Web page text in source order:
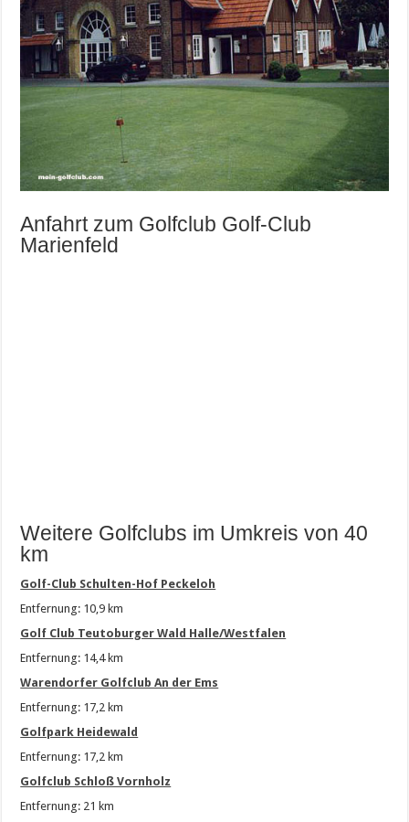
Anfahrt zum Golfclub Golf-Club
Marienfeld
Weitere Golfclubs im Umkreis von 40
km
Golf-Club Schulten-Hof Peckeloh
Entfernung: 10,9 km
Golf Club Teutoburger Wald Halle/Westfalen
Entfernung: 14,4 km
Warendorfer Golfclub An der Ems
Entfernung: 17,2 km
Golfpark Heidewald
Entfernung: 17,2 km
Golfclub Schloß Vornholz
Entfernung: 21 km